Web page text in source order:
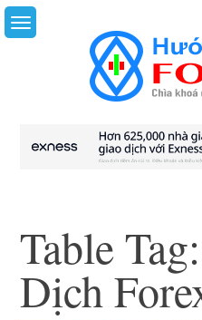
Skip
to
Table
Dịch